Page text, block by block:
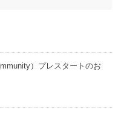
）プレスタートのお